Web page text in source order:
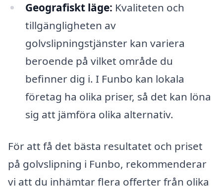
Geografiskt läge: Kvaliteten och
tillgängligheten av
golvslipningstjänster kan variera
beroende på vilket område du
befinner dig i. I Funbo kan lokala
företag ha olika priser, så det kan löna
sig att jämföra olika alternativ.
För att få det bästa resultatet och priset
på golvslipning i Funbo, rekommenderar
vi att du inhämtar flera offerter från olika